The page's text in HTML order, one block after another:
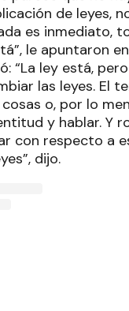
de leyes,
es inmediato,
le apuntaron
“La ley está,
las leyes. El
o, por lo
y hablar. Y
con respecto a
dijo.